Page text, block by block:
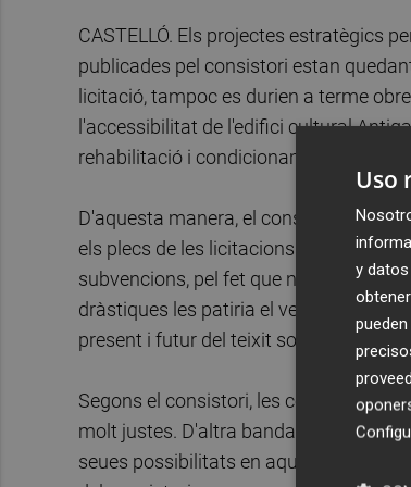
CASTELLÓ. Els projectes estratègics
publicades pel consistori estan
licitació, tampoc es durien a terme
l'accessibilitat de l'edifici cultural
rehabilitació i condicionament del
D'aquesta manera, el consistori fa
els plecs de les licitacions. En cas
subvencions, pel fet que no s'arribaria
dràstiques les patiria el veïnat del
present i futur del teixit socioeconòmic
Segons el consistori, les condicions
molt justes. D'altra banda, les
seues possibilitats en aquests
Uso
y